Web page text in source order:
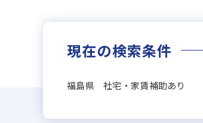
現在の検索条件
福島県 社宅・家賃補助あり